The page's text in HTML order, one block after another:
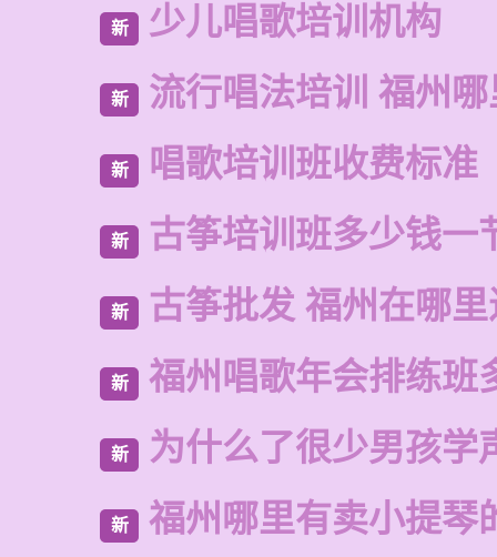
新 少儿唱歌培训机构
新 流行唱法培训 福州
新 唱歌培训班收费标准
新 古筝培训班多少钱一
新 古筝批发 福州在哪
新 福州唱歌年会排练班
新 为什么了很少男孩学
新 福州哪里有卖小提琴